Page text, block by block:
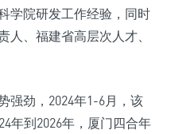
学院研发工作经验，同时
人、福建省高层次人才、
强劲，2024年1-6月，该
年到2026年，厦门四合年